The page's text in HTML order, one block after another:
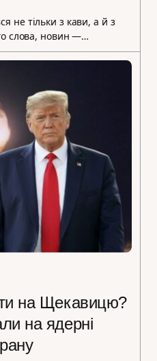
не тільки з кави, а й з
слова, новин —…
на Щекавицю?
на ядерні